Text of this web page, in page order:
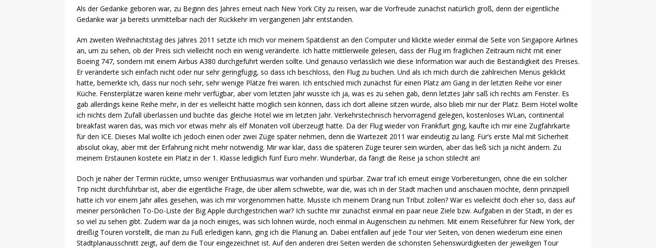
Als der Gedanke geboren war, zu Beginn des Jahres erneut nach New York City zu reisen, war die Vorfreude zunächst natürlich groß, denn der eigentliche
Gedanke war ja bereits unmittelbar nach der Rückkehr im vergangenen Jahr entstanden.
Am zweiten Weihnachtstag des Jahres 2011 setzte ich mich vor meinem Spätdienst an den Computer und klickte wieder einmal die Seite von Singapore Airlines
an, um zu sehen, ob der Preis sich vielleicht noch ein wenig veränderte. Ich hatte mittlerweile gelesen, dass der Flug im fraglichen Zeitraum nicht mit einer
Boeing 747, sondern mit einem Airbus A380 durchgeführt werden sollte. Und genauso verlässlich wie diese Information war auch die Beständigkeit des Preises.
Er veränderte sich einfach nicht oder nur sehr geringfügig, so dass ich beschloss, den Flug zu buchen. Und als ich mich durch die zahlreichen Menüs geklickt
hatte, bemerkte ich, dass nur noch sehr, sehr wenige Plätze frei waren. Ich entschied mich zunächst für einen Platz am Gang in der letzten Reihe vor einer
Küche. Fensterplätze waren keine mehr verfügbar, aber vom letzten Jahr wusste ich ja, was es zu sehen gab, denn letztes Jahr saß ich rechts am Fenster. Es
gab allerdings keine Reihe mehr, in der es vielleicht hätte möglich sein können, dass ich dort alleine sitzen würde, also blieb mir nur der Platz. Beim Hotel wollte
ich nichts dem Zufall überlassen und buchte das gleiche Hotel wie im letzten Jahr. Verkehrstechnisch hervorragend gelegen, kostenloses WLan, continental
breakfast waren das, was mich vor etwas mehr als elf Monaten voll überzeugt hatte. Da der Flug wieder von Frankfurt ging, kaufte ich mir eine Zugfahrkarte
für den ICE. Dieses Mal wollte ich jedoch einen oder zwei Züge später nehmen, denn die Wartezeit 2011 war eindeutig zu lang. Für’s erste Mal mit Sicherheit
absolut okay, aber mit der Erfahrung nicht mehr notwendig. Mir war klar, dass die späteren Züge teurer sein würden, aber das ließ sich ja nicht ändern. Zu
meinem Erstaunen kostete ein Platz in der 1. Klasse lediglich fünf Euro mehr. Wunderbar, da fängt die Reise ja schon stilecht an!
Doch je näher der Termin rückte, umso weniger Enthusiasmus war vorhanden und spürbar. Zwar traf ich erneut einige Vorbereitungen, ohne die ein solcher
Trip nicht durchführbar ist, aber die eigentliche Frage, die über allem schwebte, war die, was ich in der Stadt machen und anschauen möchte, denn prinzipiell
hatte ich vor einem Jahr alles gesehen, was ich mir vorgenommen hatte. Musste ich meinem Drang nun Tribut zollen? War es vielleicht doch eher so, dass auf
meiner persönlichen To-Do-Liste der Big Apple durchgestrichen war? Ich suchte mir zunächst einmal ein paar neue Ziele bzw. Aufgaben in der Stadt, in der es
so viel zu sehen gibt. Zudem war da ja noch einiges, was sich lohnen würde, noch einmal in Augenschein zu nehmen. Mit einem Reiseführer für New York, der
dreißig Touren vorstellt, die man zu Fuß erledigen kann, ging ich die Planung an. Dabei entfallen auf jede Tour vier Seiten, von denen wiederum eine einen
Stadtplanausschnitt zeigt, auf dem die Tour eingezeichnet ist. Auf den anderen drei Seiten werden die schönsten Sehenswürdigkeiten der jeweiligen Tour